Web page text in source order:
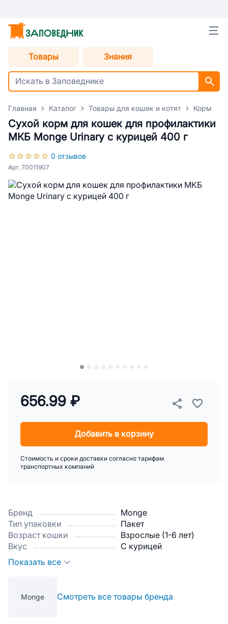
Товары Знания
Главная Каталог Товары для кошек и котят Корм
Сухой корм для кошек для профилактики
МКБ Monge Urinary с курицей 400 г
0 отзывов
Арт. 70011907
Бренд
Monge
Тип упаковки
Пакет
Возраст кошки
Взрослые (1-6 лет)
Вкус
С курицей
Показать все
Monge Смотреть все товары бренда
656.99 ₽
Добавить в корзину
Стоимость и сроки доставки согласно тарифам
транспортных компаний